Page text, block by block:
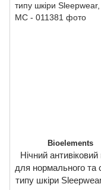
Bioelements
Нічний
для нормального та
типу шкіри